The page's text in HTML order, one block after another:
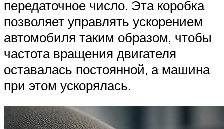
передаточное число. Эта коробка
позволяет управлять ускорением
автомобиля таким образом, чтобы
частота вращения двигателя
оставалась постоянной, а машина
при этом ускорялась.